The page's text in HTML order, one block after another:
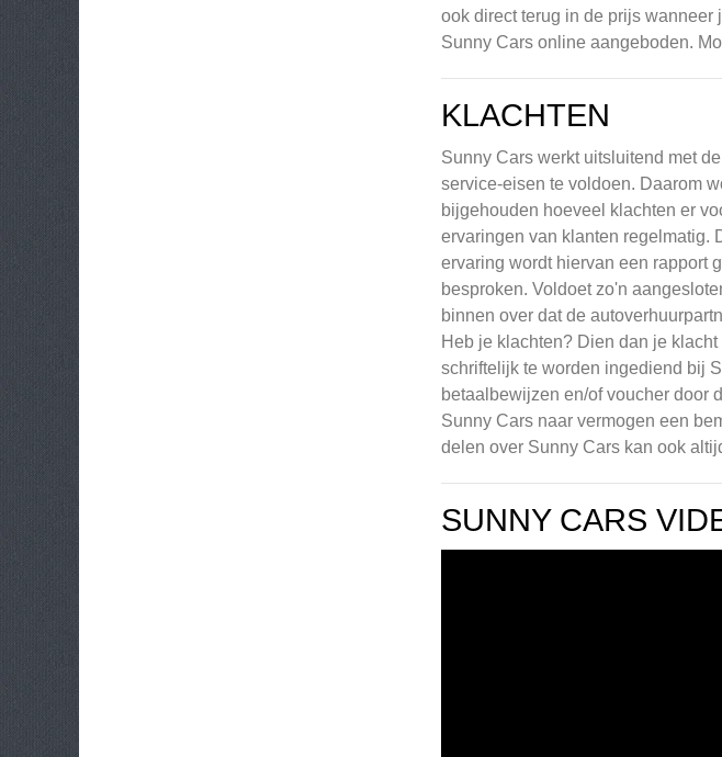
ook direct terug in de prijs
Sunny Cars online aangeboden.
KLACHTEN
Sunny Cars werkt uitsluitend met
service-eisen te voldoen. Daarom
bijgehouden hoeveel klachten er
ervaringen van klanten regelmatig.
ervaring wordt hiervan een rapport
besproken. Voldoet zo'n
binnen over dat de
Heb je klachten? Dien dan je
schriftelijk te worden ingediend bij
betaalbewijzen en/of voucher door
Sunny Cars naar vermogen een
delen over Sunny Cars kan ook
SUNNY CARS